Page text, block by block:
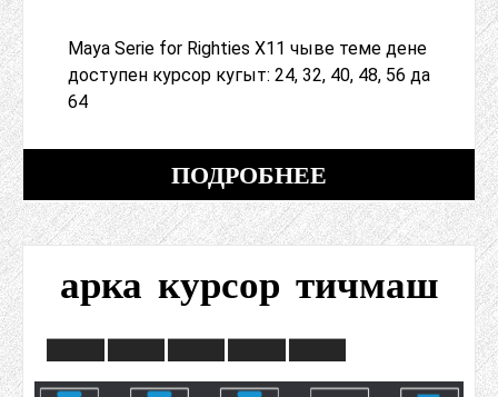
Maya Serie for Righties X11 чыве теме дене
доступен курсор кугыт: 24, 32, 40, 48, 56 да
64
ПОДРОБНЕЕ
арка курсор тичмаш